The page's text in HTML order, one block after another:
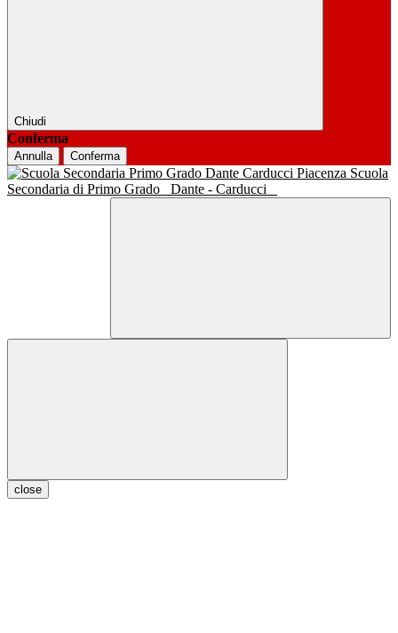
Chiudi
Conferma
Annulla Conferma
Scuola
Secondaria di Primo Grado
Dante - Carducci
close